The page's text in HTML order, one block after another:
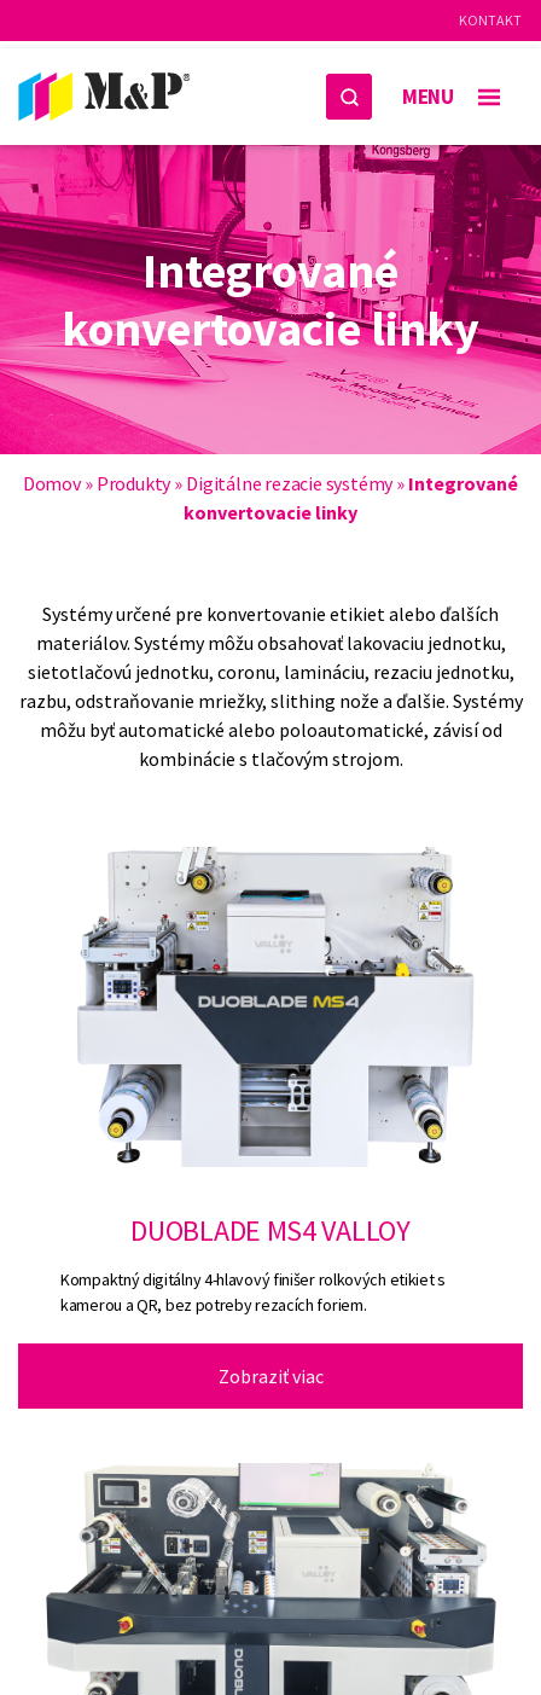
KONTAKT
MENU
Integrované
konvertovacie linky
Domov» Produkty» Digitálne rezacie systémy» Integrované
konvertovacie linky
Systémy určené pre konvertovanie etikiet alebo ďalších
materiálov. Systémy môžu obsahovať lakovaciu jednotku,
sietotlačovú jednotku, coronu, lamináciu, rezaciu jednotku,
razbu, odstraňovanie mriežky, slithing nože a ďalšie. Systémy
môžu byť automatické alebo poloautomatické, závisí od
kombinácie s tlačovým strojom.
DUOBLADE MS4 VALLOY
Kompaktný digitálny 4-hlavový finišer rolkových etikiet s
kamerou a QR, bez potreby rezacích foriem.
Zobraziť viac